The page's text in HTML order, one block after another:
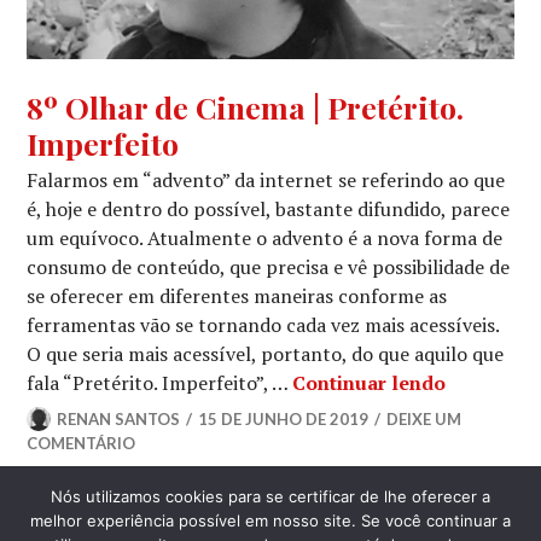
8º
OLHAR
DE
CINEMA,
CRÍTICA
CINEMATOGRÁFICA
8º Olhar de Cinema | Pretérito.
Imperfeito
Falarmos em “advento” da internet se referindo ao que
é, hoje e dentro do possível, bastante difundido, parece
um equívoco. Atualmente o advento é a nova forma de
consumo de conteúdo, que precisa e vê possibilidade de
se oferecer em diferentes maneiras conforme as
ferramentas vão se tornando cada vez mais acessíveis.
O que seria mais acessível, portanto, do que aquilo que
fala “Pretérito. Imperfeito”, … Continuar lendo8º Olhar
RENAN SANTOS 15 DE JUNHO DE 2019
DEIXE UM
COMENTÁRIO
LATERAL
Nós utilizamos cookies para se certificar de lhe oferecer a
melhor experiência possível em nosso site. Se você continuar a